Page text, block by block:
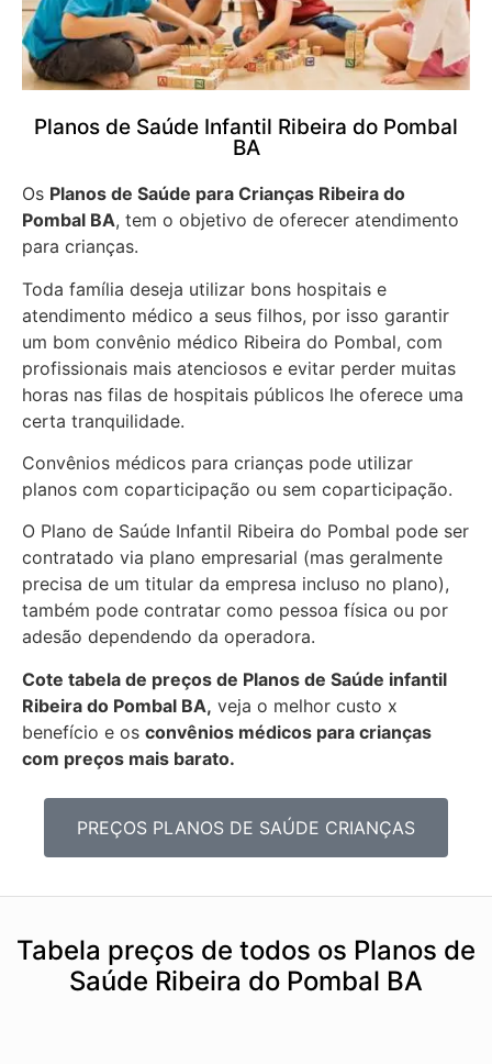
Planos de Saúde Infantil Ribeira do Pombal
BA
Os Planos de Saúde para Crianças Ribeira do
Pombal BA, tem o objetivo de oferecer atendimento
para crianças.
Toda família deseja utilizar bons hospitais e
atendimento médico a seus filhos, por isso garantir
um bom convênio médico Ribeira do Pombal, com
profissionais mais atenciosos e evitar perder muitas
horas nas filas de hospitais públicos lhe oferece uma
certa tranquilidade.
Convênios médicos para crianças pode utilizar
planos com coparticipação ou sem coparticipação.
O Plano de Saúde Infantil Ribeira do Pombal pode ser
contratado via plano empresarial (mas geralmente
precisa de um titular da empresa incluso no plano),
também pode contratar como pessoa física ou por
adesão dependendo da operadora.
Cote tabela de preços de Planos de Saúde infantil
Ribeira do Pombal BA, veja o melhor custo x
benefício e os convênios médicos para crianças
com preços mais barato.
PREÇOS PLANOS DE SAÚDE CRIANÇAS
Tabela preços de todos os Planos de
Saúde Ribeira do Pombal BA